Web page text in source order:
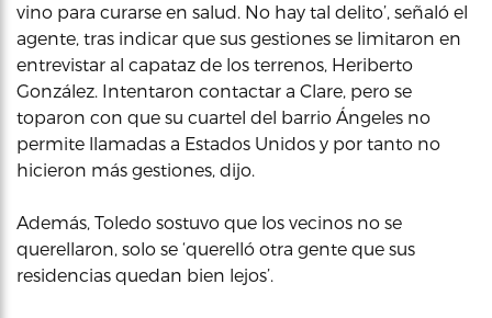
vino para curarse en salud. No hay tal delito’, señaló el
agente, tras indicar que sus gestiones se limitaron en
entrevistar al capataz de los terrenos, Heriberto
González. Intentaron contactar a Clare, pero se
toparon con que su cuartel del barrio Ángeles no
permite llamadas a Estados Unidos y por tanto no
hicieron más gestiones, dijo.
Además, Toledo sostuvo que los vecinos no se
querellaron, solo se ‘querelló otra gente que sus
residencias quedan bien lejos’.